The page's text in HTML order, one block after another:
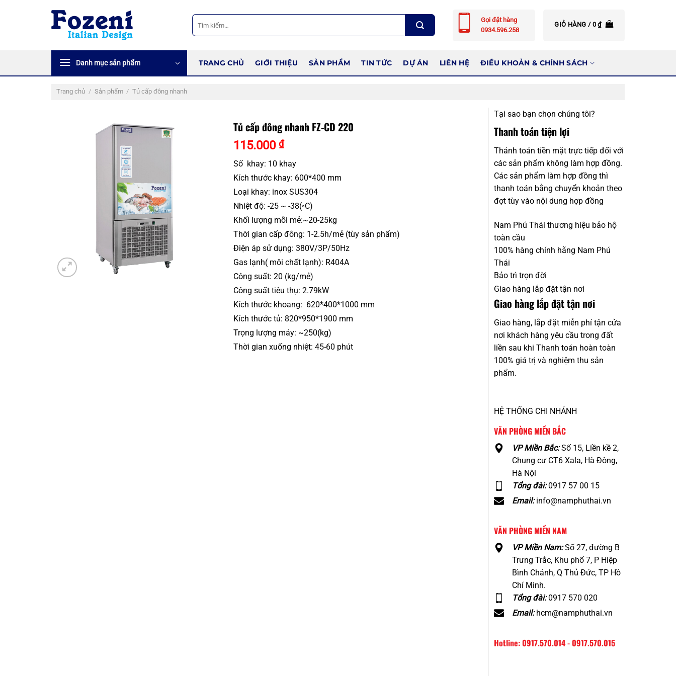
Tìm
kiếm:
Gọi đặt hàng
0934.596.258
GIỎ HÀNG / 0₫
Danh mục sản phẩm TRANG CHỦ GIỚI THIỆU SẢN PHẨM TIN TỨC DỰ ÁN LIÊN HỆ ĐIỀU KHOẢN & CHÍNH SÁCH
Trang chủ / Sản phẩm / Tủ cấp đông nhanh
Tại sao bạn chọn chúng tôi?
Thanh toán tiện lợi
Thánh toán tiền mặt trực tiếp đối với
các sản phẩm không làm hợp đồng.
Các sản phẩm làm hợp đồng thì
thanh toán bằng chuyển khoản theo
đợt tùy vào nội dung hợp đồng
Nam Phú Thái thương hiệu bảo hộ
toàn cầu
100% hàng chính hãng Nam Phú
Thái
Bảo trì trọn đời
Giao hàng lắp đặt tận nơi
Giao hàng lắp đặt tận nơi
Giao hàng, lắp đặt miễn phí tận cửa
nơi khách hàng yêu cầu trong đất
liền sau khi Thanh toán hoàn toàn
100% giá trị và nghiệm thu sản
phẩm.
HỆ THỐNG CHI NHÁNH
VĂN PHÒNG MIỀN BẮC
VP Miền Bắc:Số 15, Liền kề 2,
Chung cư CT6 Xala, Hà Đông,
Hà Nội
Tổng đài:0917 57 00 15
Email:info@namphuthai.vn
VĂN PHÒNG MIỀN NAM
VP Miền Nam:Số 27, đường B
Trưng Trắc, Khu phố 7, P Hiệp
Bình Chánh, Q Thủ Đức, TP Hồ
Chí Minh.
Tổng đài:0917 570 020
Email:hcm@namphuthai.vn
Hotline: 0917.570.014 - 0917.570.015
Tủ cấp đông nhanh FZ-CD 220
115.000₫
Số khay: 10 khay
Kích thước khay: 600*400 mm
Loại khay: inox SUS304
Nhiệt độ: -25 ~ -38(◦C)
Khối lượng mỗi mẻ:~20-25kg
Thời gian cấp đông: 1-2.5h/mẻ (tùy sản phẩm)
Điện áp sử dụng: 380V/3P/50Hz
Gas lạnh( môi chất lạnh): R404A
Công suất: 20 (kg/mẻ)
Công suất tiêu thụ: 2.79kW
Kích thước khoang: 620*400*1000 mm
Kích thước tủ: 820*950*1900 mm
Trọng lượng máy: ~250(kg)
Thời gian xuống nhiệt: 45-60 phút